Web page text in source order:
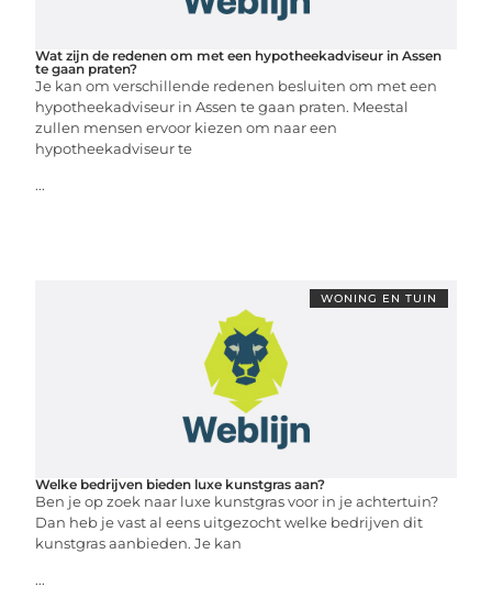
Wat zijn de redenen om met een hypotheekadviseur in Assen
te gaan praten?
Je kan om verschillende redenen besluiten om met een
hypotheekadviseur in Assen te gaan praten. Meestal
zullen mensen ervoor kiezen om naar een
hypotheekadviseur te
...
WONING EN TUIN
Welke bedrijven bieden luxe kunstgras aan?
Ben je op zoek naar luxe kunstgras voor in je achtertuin?
Dan heb je vast al eens uitgezocht welke bedrijven dit
kunstgras aanbieden. Je kan
...